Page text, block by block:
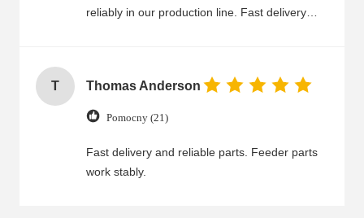
reliably in our production line. Fast delivery
professional, and always ready to help.
Whenever we have technical questions or
quickly and provide detailed answers. This
cooperation has been very smooth, and we will
T Thomas Anderson
Pomocny (21)
Fast delivery and reliable parts. Feeder parts
work stably.